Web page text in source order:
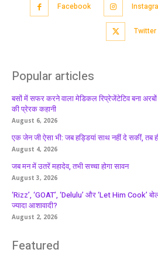
Facebook
Twitter
Popular articles
बसों में सफर करने वाला मेडिकल रिप्रेजेंटेटिव बना
की प्रेरक कहानी
August 6, 2026
एक जेन जी ऐसा भी: जब हड्डियां साथ नहीं दे सकीं, तब
August 4, 2026
जब मन में उतरें महादेव, तभी सच्चा होगा सावन
August 3, 2026
‘Rizz’, ‘GOAT’, ‘Delulu’ और ‘Let Him Cook’
ज्यादा आशावादी?
August 2, 2026
Featured